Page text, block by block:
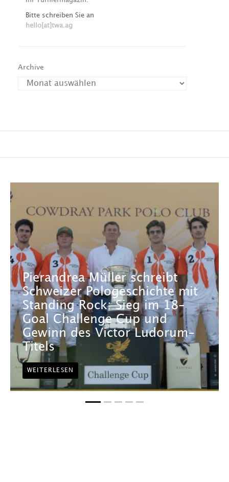
Bitte schreiben Sie an
hello[at]twa.ag
Archive
Pierandrea Müller schreibt
Schweizer Pologeschichte mit
Standing Rock: Sieg im 18-
Goal Challenge Cup und
Gewinn des Victor Ludorum-
Titels
WEITERLESEN